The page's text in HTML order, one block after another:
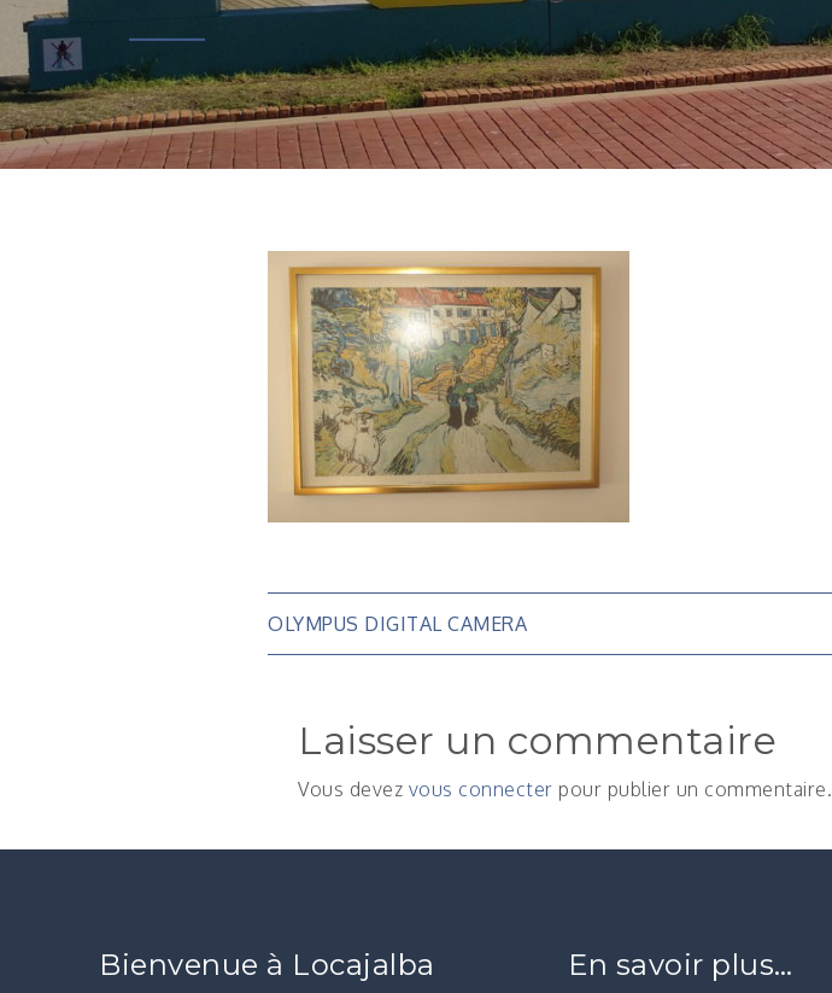
Navigation
l’article
OLYMPUS DIGITAL CAMERA
Laisser un commentaire
Vous devez vous connecter pour publier un commentaire.
Bienvenue à Locajalba En savoir plus…